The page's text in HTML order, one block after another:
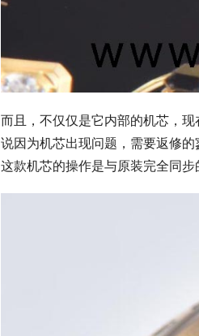
而且，不仅仅是它内部的机芯，
说因为机芯出现问题，需要返修
这款机芯的操作是与原装完全同步